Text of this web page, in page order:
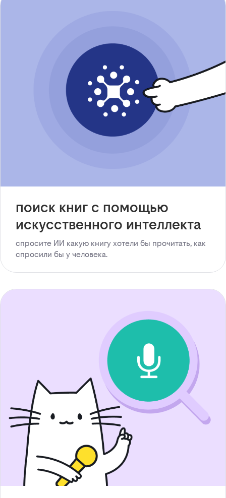
поиск книг с помощью
искусственного интеллекта
спросите ИИ какую книгу хотели бы прочитать, как
спросили бы у человека.